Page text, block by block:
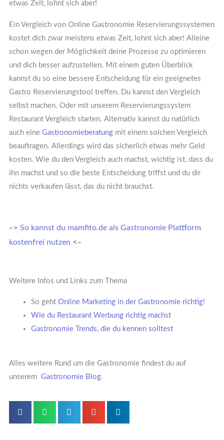
etwas Zeit, lohnt sich aber!
Ein Vergleich von Online Gastronomie Reservierungssystemen
kostet dich zwar meistens etwas Zeit, lohnt sich aber! Alleine
schon wegen der Möglichkeit deine Prozesse zu optimieren
und dich besser aufzustellen. Mit einem guten Überblick
kannst du so eine bessere Entscheidung für ein geeignetes
Gastro Reservierungstool treffen. Du kannst den Vergleich
selbst machen. Oder mit unserem Reservierungssystem
Restaurant Vergleich starten. Alternativ kannst du natürlich
auch eine Gastronomieberatung mit einem solchen Vergleich
beauftragen. Allerdings wird das sicherlich etwas mehr Geld
kosten. Wie du den Vergleich auch machst, wichtig ist, dass du
ihn machst und so die beste Entscheidung triffst und du dir
nichts verkaufen lässt, das du nicht brauchst.
–> So kannst du mamfito.de als Gastronomie Plattform
kostenfrei nutzen <–
Weitere Infos und Links zum Thema
So geht Online Marketing in der Gastronomie richtig!
Wie du Restaurant Werbung richtig machst
Gastronomie Trends, die du kennen solltest
Alles weitere Rund um die Gastronomie findest du auf
unserem Gastronomie Blog.